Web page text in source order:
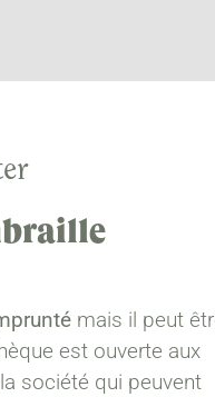
mais il peut
est ouverte aux
société qui peuvent